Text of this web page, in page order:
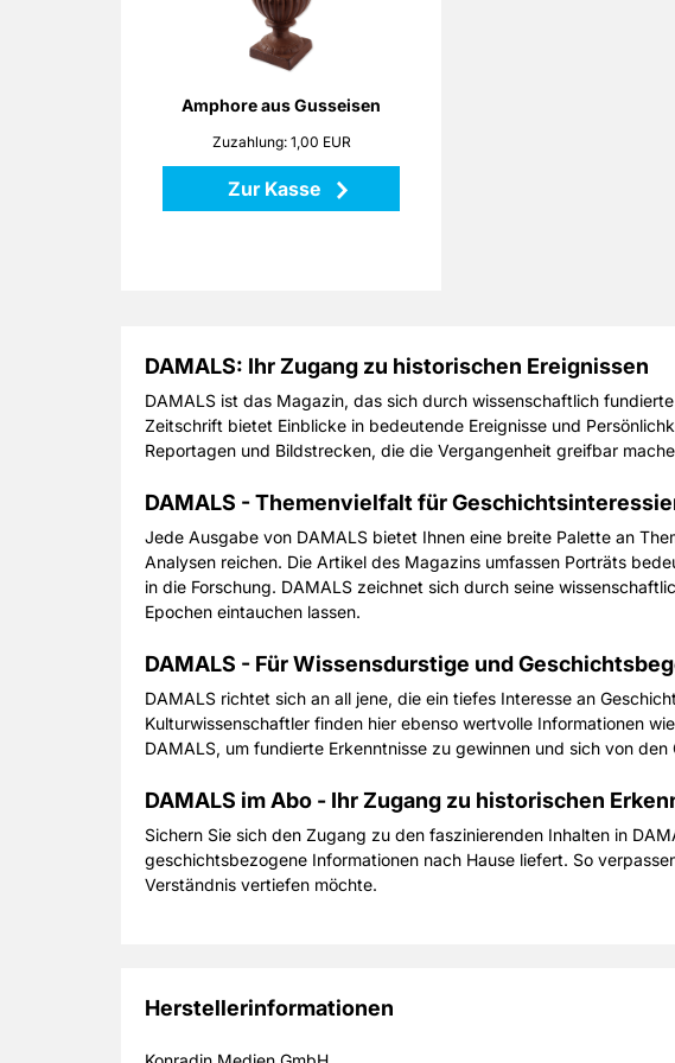
Amphore aus Gusseisen
Zuzahlung: 1,00 EUR
Zur Kasse
angerostete Gusseisen erinnern an
mediterrane Gärten. Setzen Sie mit
dieser Amphore sowohl Pflanzen
Szene!
Höhe: 25 cm
Maße: 18 x 18 x 25 cm
Material: Gusseisen
Zurück
DAMALS: Ihr Zugang zu historischen Ereignissen
DAMALS ist das Magazin, das sich durch wissenschaftlich
Zeitschrift bietet Einblicke in bedeutende Ereignisse und
Reportagen und Bildstrecken, die die Vergangenheit greifbar
DAMALS - Themenvielfalt für
Jede Ausgabe von DAMALS bietet Ihnen eine breite Palette an
Analysen reichen. Die Artikel des Magazins umfassen Porträts
in die Forschung. DAMALS zeichnet sich durch seine
Epochen eintauchen lassen.
DAMALS - Für Wissensdurstige und
DAMALS richtet sich an all jene, die ein tiefes Interesse an
Kulturwissenschaftler finden hier ebenso wertvolle Informationen
DAMALS, um fundierte Erkenntnisse zu gewinnen und sich von
DAMALS im Abo - Ihr Zugang zu historischen
Sichern Sie sich den Zugang zu den faszinierenden Inhalten in
geschichtsbezogene Informationen nach Hause liefert. So
Verständnis vertiefen möchte.
Herstellerinformationen